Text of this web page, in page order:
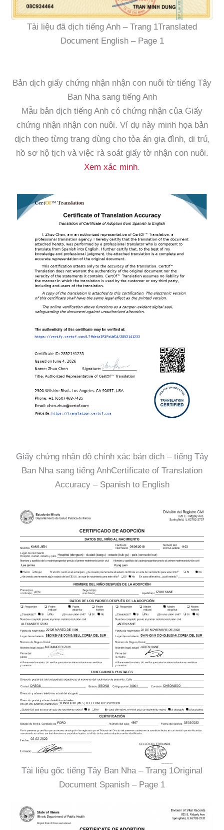
Tài liệu đã dịch tiếng Anh – Trang 1Translated
Document English – Page 1
Bản dịch giấy chứng nhận nhận con nuôi từ tiếng Tây
Ban Nha sang tiếng Anh
Mẫu bản dịch tiếng Anh có chứng nhận của Giấy
chứng nhận nhận con nuôi. Ví dụ này minh họa bản
dịch theo từng trang dùng cho tòa án gia đình, di trú,
hồ sơ hộ tịch và việc rà soát giấy tờ nhận con nuôi.
Xem xác minh.
Giấy chứng nhận độ chính xác bản dịch – tiếng Tây
Ban Nha sang tiếng AnhCertificate of Translation
Accuracy – Spanish to English
Tài liệu gốc tiếng Tây Ban Nha – Trang 1Original
Document Spanish – Page 1